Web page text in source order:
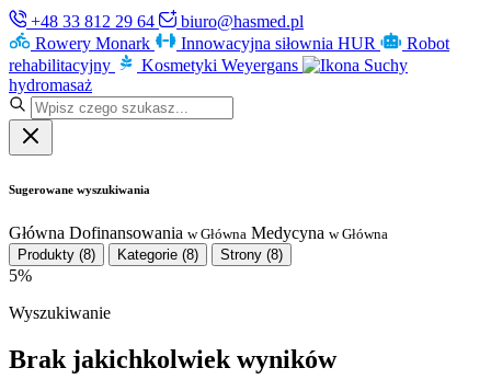
+48 33 812 29 64
biuro@hasmed.pl
Rowery Monark
Innowacyjna siłownia HUR
Robot
rehabilitacyjny
Kosmetyki Weyergans
Suchy
hydromasaż
Sugerowane wyszukiwania
Główna Dofinansowania w Główna Medycyna w Główna
Produkty (8) Kategorie (8) Strony (8)
5%
Wyszukiwanie
Brak jakichkolwiek wyników